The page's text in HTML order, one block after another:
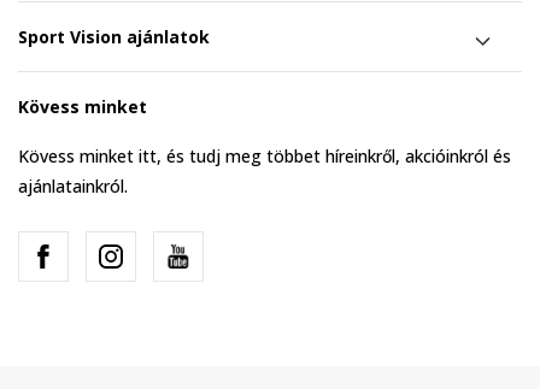
Sport Vision ajánlatok
Kövess minket
Kövess minket itt, és tudj meg többet híreinkről, akcióinkról és
ajánlatainkról.